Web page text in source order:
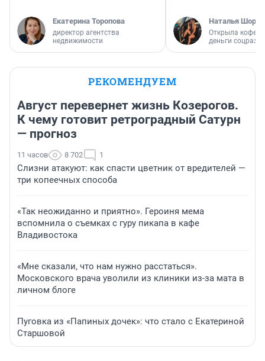
Екатерина Торопова
директор агентства
недвижимости
Наталья
Открыла
деньги
РЕКОМЕНДУЕМ
Август перевернет жизнь Козерогов.
К чему готовит ретроградный Сатурн
— прогноз
11 часов 8 702 1
Слизни атакуют: как спасти цветник от вредителей —
три копеечных способа
«Так неожиданно и приятно». Героиня мема
вспомнила о съемках с гуру пикапа в кафе
Владивостока
«Мне сказали, что нам нужно расстаться».
Московского врача уволили из клиники из-за мата в
личном блоге
Пуговка из «Папиных дочек»: что стало с Екатериной
Старшовой